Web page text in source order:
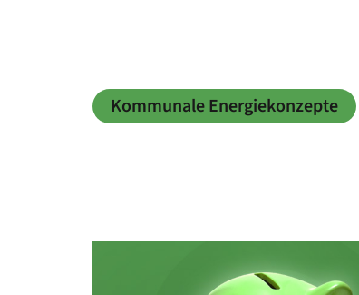
Kommunale Energiekonzepte